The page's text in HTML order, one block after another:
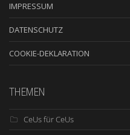
IMPRESSUM
DATENSCHUTZ
COOKIE-DEKLARATION
THEMEN
CeUs für CeUs